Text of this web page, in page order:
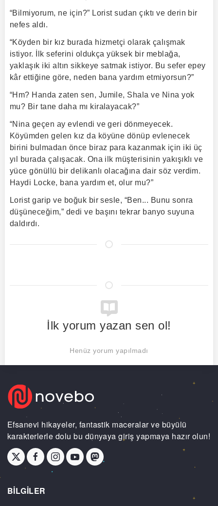
“Bilmiyorum, ne için?” Lorist sudan çıktı ve derin bir
nefes aldı.
“Köyden bir kız burada hizmetçi olarak çalışmak
istiyor. İlk seferini oldukça yüksek bir meblağa,
yaklaşık iki altın sikkeye satmak istiyor. Bu sefer epey
kâr ettiğine göre, neden bana yardım etmiyorsun?”
“Hm? Handa zaten sen, Jumile, Shala ve Nina yok
mu? Bir tane daha mı kiralayacak?”
“Nina geçen ay evlendi ve geri dönmeyecek.
Köyümden gelen kız da köyüne dönüp evlenecek
birini bulmadan önce biraz para kazanmak için iki üç
yıl burada çalışacak. Ona ilk müşterisinin yakışıklı ve
yüce gönüllü bir delikanlı olacağına dair söz verdim.
Haydi Locke, bana yardım et, olur mu?”
Lorist garip ve boğuk bir sesle, “Ben... Bunu sonra
düşüneceğim,” dedi ve başını tekrar banyo suyuna
daldırdı.
İlk yorum yazan sen ol!
Henüz yorum yapılmadı
Efsanevi hikayeler, fantastik maceralar ve büyülü
karakterlerle dolu bu dünyaya giriş yapmaya hazır olun!
BİLGİLER